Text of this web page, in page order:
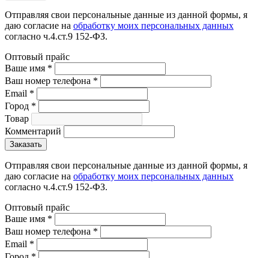
Отправляя свои персональные данные из данной формы, я
даю согласие на обработку моих персональных данных
согласно ч.4.ст.9 152-ФЗ.
Оптовый прайс
Ваше имя *
Ваш номер телефона *
Email *
Город *
Товар
Комментарий
Отправляя свои персональные данные из данной формы, я
даю согласие на обработку моих персональных данных
согласно ч.4.ст.9 152-ФЗ.
Оптовый прайс
Ваше имя *
Ваш номер телефона *
Email *